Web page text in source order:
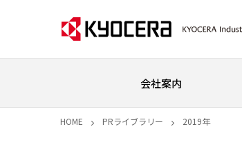
会社案内
HOME PRライブラリー 2019年